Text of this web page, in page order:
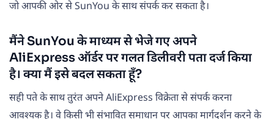
जो आपकी ओर से SunYou के साथ संपर्क कर सकता है।
मैंने SunYou के माध्यम से भेजे गए अपने
AliExpress ऑर्डर पर गलत डिलीवरी पता दर्ज किया
है। क्या मैं इसे बदल सकता हूँ?
सही पते के साथ तुरंत अपने AliExpress विक्रेता से संपर्क करना